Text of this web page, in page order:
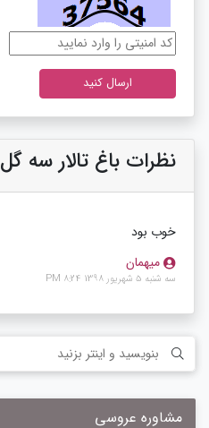
نظرات باغ تالار سه گل
خوب بود
میهمان
سه شنبه 5 شهریور 1398 8:24 PM
مشاوره عروسی